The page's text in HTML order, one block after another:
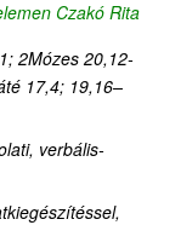
Czakó Rita
;2Mózes 20,12-
17,4; 19,16–
verbális-